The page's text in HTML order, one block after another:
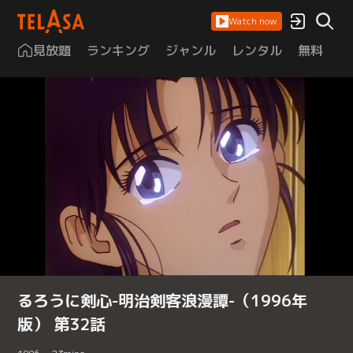
Watch now
見放題 ランキング ジャンル レンタル 無料
るろうに剣心-明治剣客浪漫譚-（1996年
版） 第32話